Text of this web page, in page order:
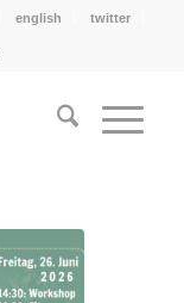
english twitter